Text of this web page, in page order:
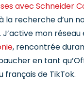
avec Schneider
la recherche d’un
J’active mon
, rencontrée
en tant
français de TikTok.